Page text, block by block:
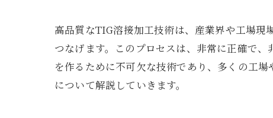
高品質なTIG溶接加工技術は、産業界や工場
つなげます。このプロセスは、非常に正確で
を作るために不可欠な技術であり、多くの工
について解説していきます。